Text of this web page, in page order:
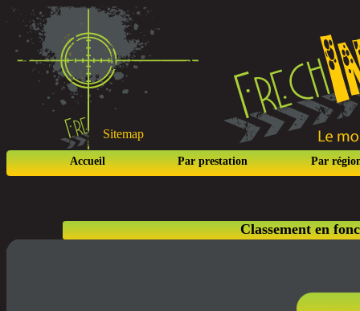
Sitemap
Accueil Par prestation Par
Classement en